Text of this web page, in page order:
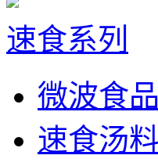
速食系列
微波食品
速食汤料